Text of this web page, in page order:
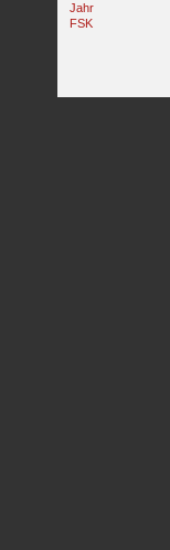
Jahr
FSK